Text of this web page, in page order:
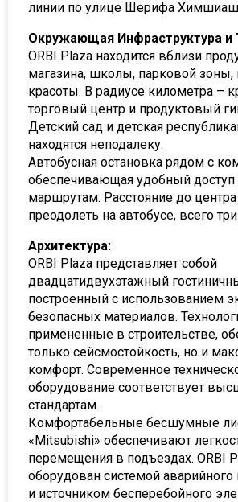
линии по улице Шерифа
Окружающая Инфраструктура и
ORBI Plaza находится вблизи
магазина, школы, парковой зоны,
красоты. В радиусе километра –
торговый центр и продуктовый
Детский сад и детская
находятся неподалеку.
Автобусная остановка рядом с
обеспечивающая удобный
маршрутам. Расстояние до центра
преодолеть на автобусе, всего
Архитектура:
ORBI Plaza представляет собой
двадцатидвухэтажный
построенный с использованием
безопасных материалов.
примененные в строительстве,
только сейсмостойкость, но и
комфорт. Современное
оборудование соответствует
стандартам.
Комфортабельные бесшумные
«Mitsubishi» обеспечивают
перемещения в подъездах. ORBI
оборудован системой
и источником бесперебойного